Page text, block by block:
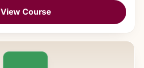
View Course